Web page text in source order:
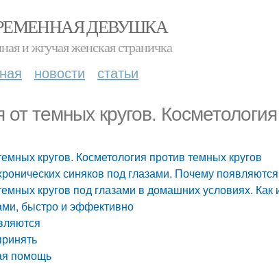
ДЕВУШКА
и жгучая женская страничка
новости статьи
от темных кругов.
кругов. Косметология против темных кругов
синяков под глазами. Почему
кругов под глазами в домашних условиях. Как
быстро и эффективно
помощь